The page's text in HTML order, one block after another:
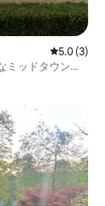
レビュー3
5.0 (3)
ミッドタウンの